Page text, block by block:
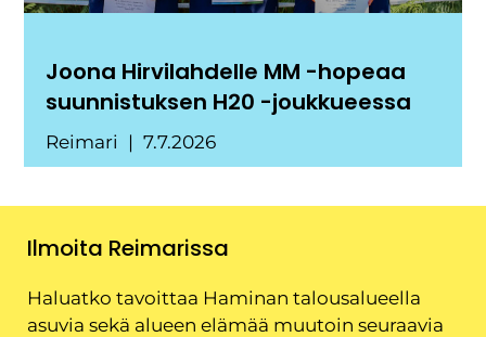
Joona Hirvilahdelle MM -hopeaa
suunnistuksen H20 -joukkueessa
Reimari 7.7.2026
Ilmoita Reimarissa
Haluatko tavoittaa Haminan talousalueella
asuvia sekä alueen elämää muutoin seuraavia